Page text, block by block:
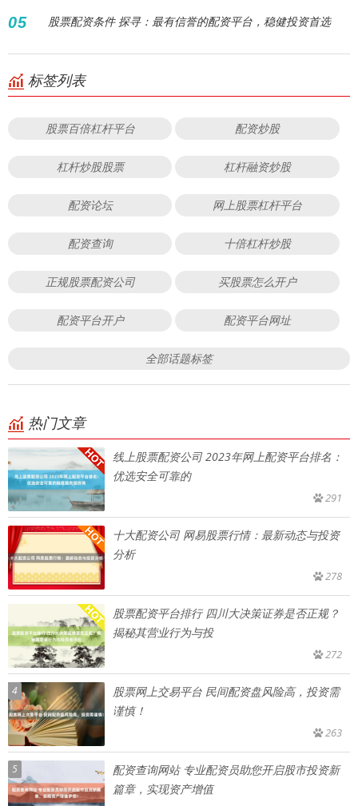
05 股票配资条件 探寻：最有信誉的配资平台，稳健投资首选
标签列表
股票百倍杠杆平台 配资炒股
杠杆炒股股票 杠杆融资炒股
配资论坛 网上股票杠杆平台
配资查询 十倍杠杆炒股
正规股票配资公司 买股票怎么开户
配资平台开户 配资平台网址
全部话题标签
热门文章
线上股票配资公司 2023年网上配资平台排名：
优选安全可靠的
291
十大配资公司 网易股票行情：最新动态与投资
分析
278
股票配资平台排行 四川大决策证券是否正规？
揭秘其营业行为与投
272
4
股票网上交易平台 民间配资盘风险高，投资需
谨慎！
263
5
配资查询网站 专业配资员助您开启股市投资新
篇章，实现资产增值